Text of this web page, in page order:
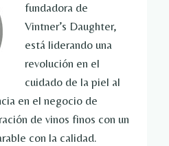
fundadora de
Vintner’s Daughter,
está liderando una
revolución en el
cuidado de la piel al
en el negocio de
de vinos finos con un
con la calidad.